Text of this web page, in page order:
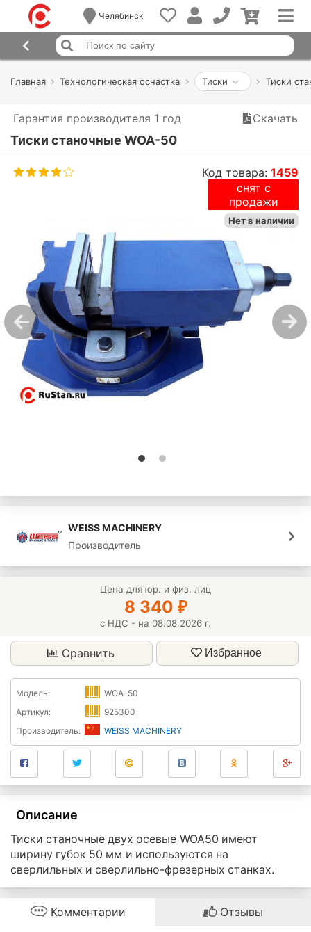
Челябинск
Главная Технологическая оснастка Тиски Тиски
Гарантия производителя 1 год Скачать
Тиски станочные WOA-50
Код товара:1459
снят с
продажи
Нет в наличии
WEISS MACHINERY
Производитель
Цена для юр. и физ. лиц
8 340 ₽
с НДС - на 08.08.2026 г.
Сравнить Избранное
Модель:
WOA-50
Артикул:
925300
Производитель:
WEISS MACHINERY
Описание
Тиски станочные двух осевые WOA50 имеют
ширину губок 50 мм и используются на
сверлильных и сверлильно-фрезерных станках.
Комментарии Отзывы